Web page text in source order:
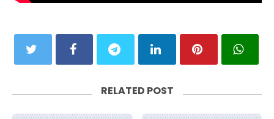
RELATED POST